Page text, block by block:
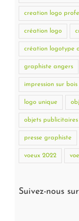
creation logo
création logo
création logotype
graphiste angers
impression sur bois
logo unique
objets publicitaires
presse graphiste
voeux 2022
Suivez-nous